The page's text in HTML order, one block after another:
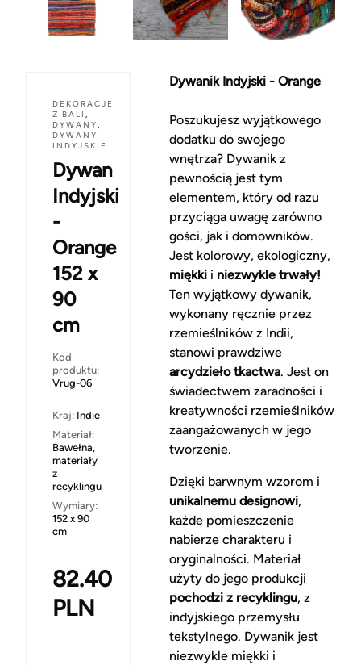
DEKORACJE
Z BALI ,
DYWANY,
DYWANY
INDYJSKIE
Dywan
Indyjski
-
Orange
152 x
90
cm
Kod
produktu:
Vrug-06
Kraj: Indie
Materiał:
Bawełna,
materiały
z
recyklingu
Wymiary:
152 x 90
cm
82.40
PLN
Dywanik Indyjski - Orange
Poszukujesz wyjątkowego
dodatku do swojego
wnętrza? Dywanik z
pewnością jest tym
elementem, który od razu
przyciąga uwagę zarówno
gości, jak i domowników.
Jest kolorowy, ekologiczny,
miękkii niezwykle trwały!
Ten wyjątkowy dywanik,
wykonany ręcznie przez
rzemieślników z Indii,
stanowi prawdziwe
arcydzieło tkactwa. Jest on
świadectwem zaradności i
kreatywności rzemieślników
zaangażowanych w jego
tworzenie.
Dzięki barwnym wzorom i
unikalnemu designowi,
każde pomieszczenie
nabierze charakteru i
oryginalności. Materiał
użyty do jego produkcji
pochodzi z recyklingu, z
indyjskiego przemysłu
tekstylnego. Dywanik jest
niezwykle miękki i